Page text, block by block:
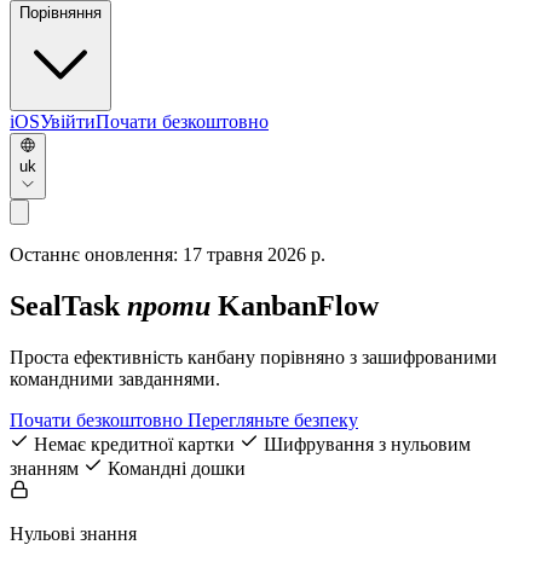
Порівняння
iOSУвійтиПочати безкоштовно
uk
Останнє оновлення: 17 травня 2026 р.
SealTask проти KanbanFlow
Проста ефективність канбану порівняно з зашифрованими
командними завданнями.
Почати безкоштовно Перегляньте безпеку
Немає кредитної картки
Шифрування з нульовим
знанням
Командні дошки
Нульові знання